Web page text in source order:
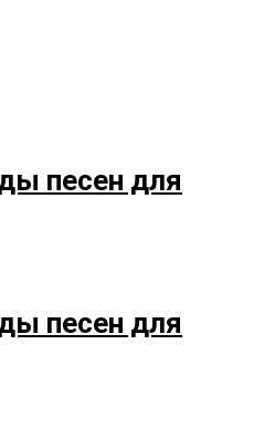
песен для
песен для